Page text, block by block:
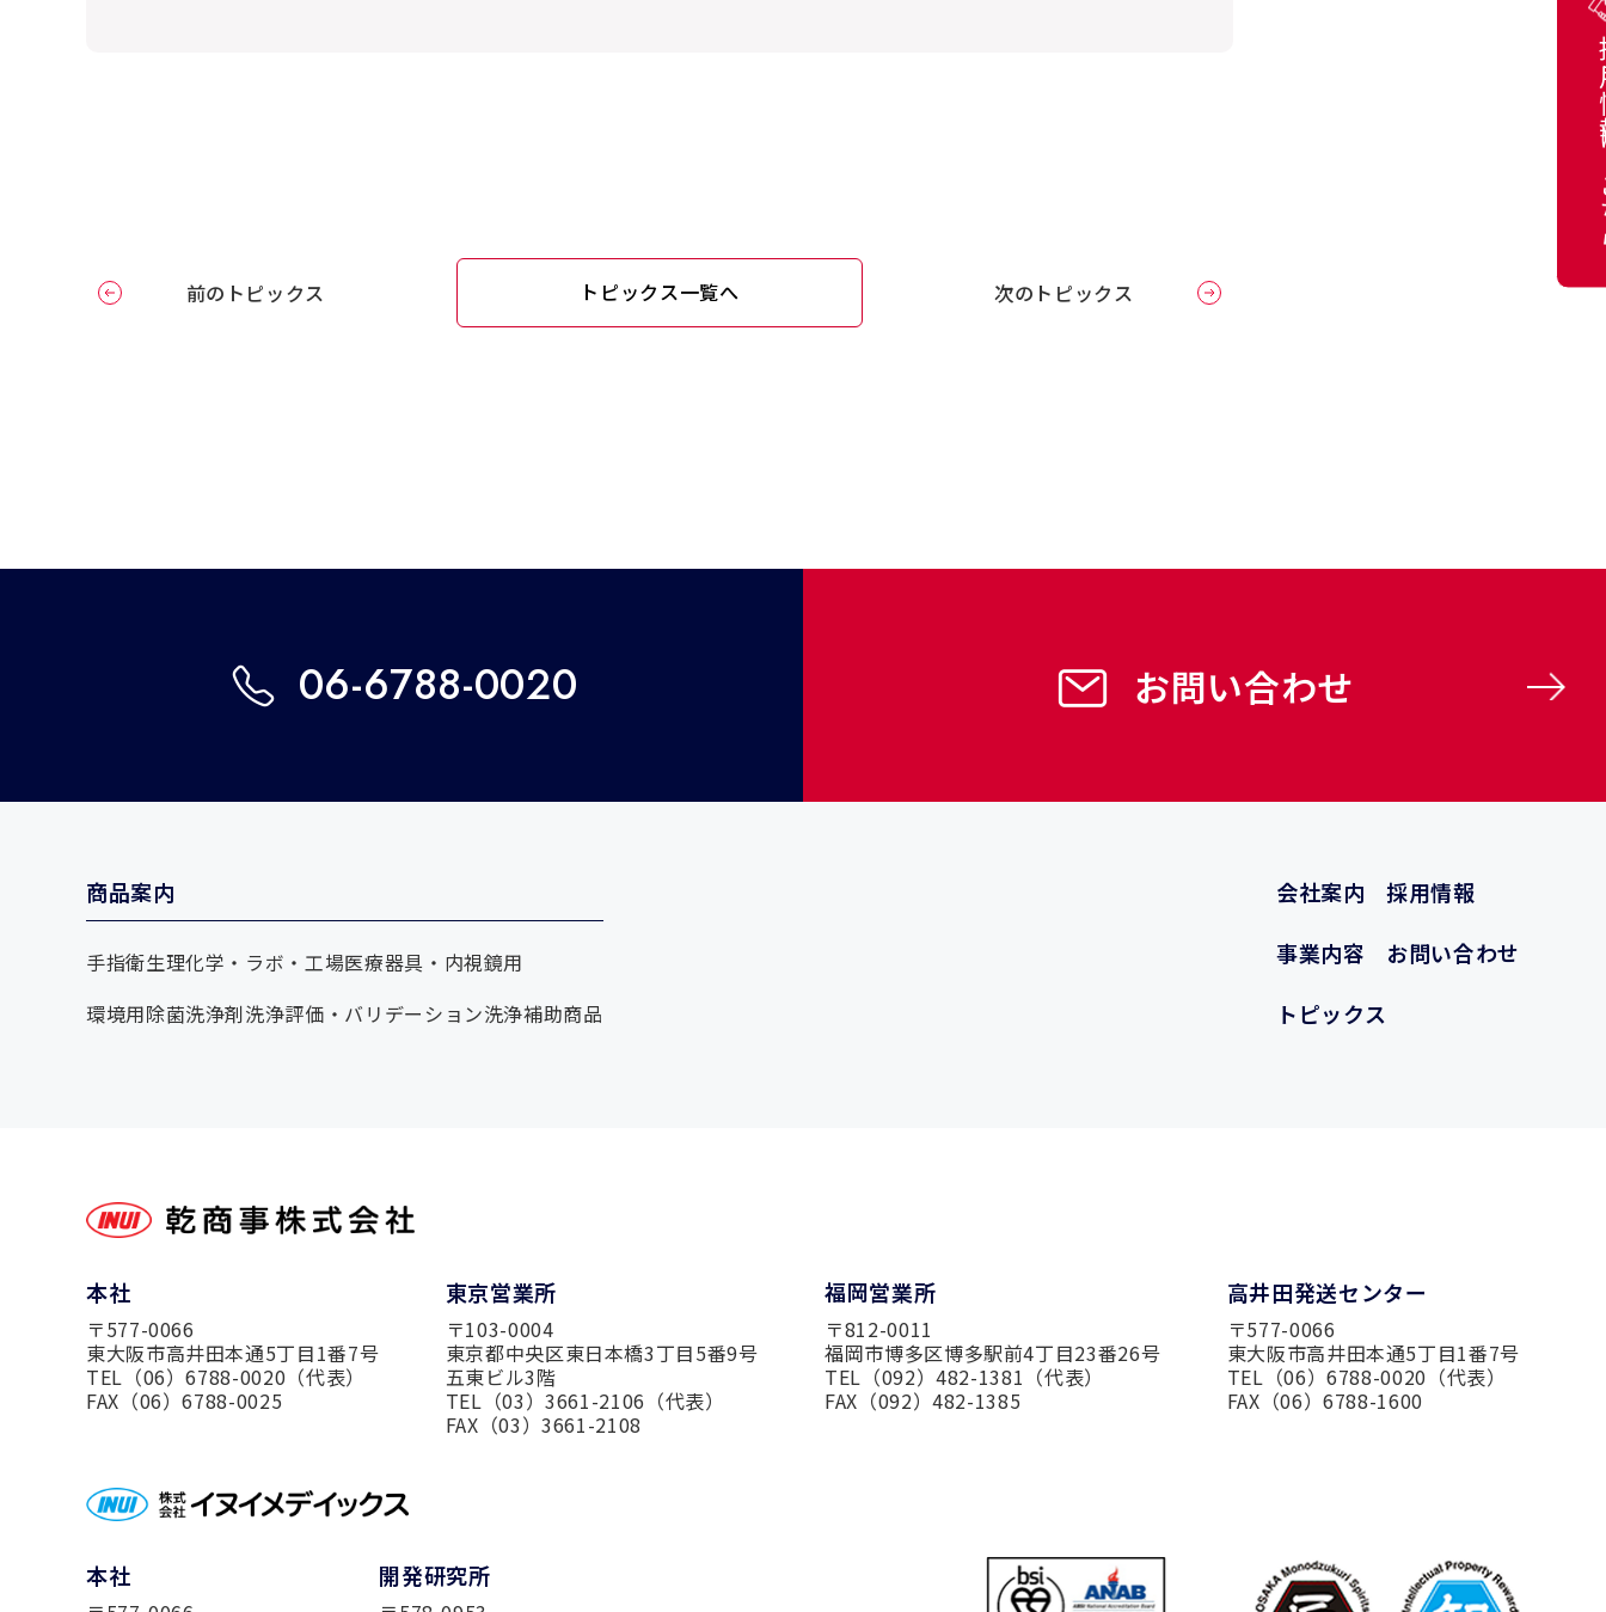
採
前のトピックス トピックス一覧へ 次のトピックス
06-6788-0020 お問い合わせ
商品案内
手指衛生理化学・ラボ・工場医療器具・内視鏡用
環境用除菌洗浄剤洗浄評価・バリデーション洗浄補助商品
会社案内
事業内容
トピックス
採用情報
お問い合わせ
本社
〒577-0066
東大阪市高井田本通5丁目1番7号
TEL（06）6788-0020（代表）
FAX（06）6788-0025
東京営業所
〒103-0004
東京都中央区東日本橋3丁目5番9号
五東ビル3階
TEL（03）3661-2106（代表）
FAX（03）3661-2108
福岡営業所
〒812-0011
福岡市博多区博多駅前4丁目23番26号
TEL（092）482-1381（代表）
FAX（092）482-1385
高井田発送センター
〒577-0066
東大阪市高井田本通5丁目1番7号
TEL（06）6788-0020（代表）
FAX（06）6788-1600
本社 開発研究所